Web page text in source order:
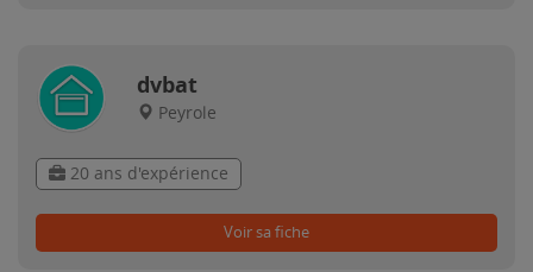
dvbat
Peyrole
20 ans d'expérience
Voir sa fiche